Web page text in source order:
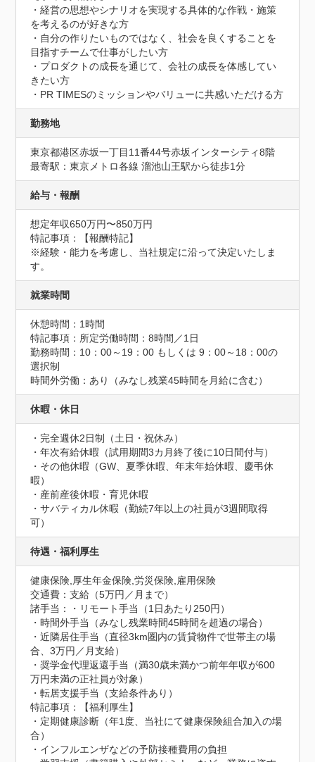
・経営の思想やシナリオを実現する具体的な作戦・施策
を考えるのが好きな方
・自分の作りたいものではなく、社会を良くすることを
目指すチームで仕事がしたい方
・プロダクトの成長を通じて、会社の成長を体感してい
きたい方
・PR TIMESのミッションやバリューに共感いただける方
勤務地
東京都港区赤坂一丁目11番44号赤坂インターシティ8階
最寄駅：東京メトロ各線 溜池山王駅から徒歩1分
給与・報酬
想定年収650万円〜850万円
特記事項：【報酬特記】
※経験・能力を考慮し、当社規定に沿って決定いたしま
す。
就業時間
休憩時間：1時間
特記事項：所定労働時間：8時間／1日
勤務時間：10：00～19：00 もしくは 9：00～18：00の
選択制
時間外労働：あり（みなし残業45時間を月給に含む）
休暇・休日
・完全週休2日制（土日・祝休み）
・年次有給休暇（試用期間3カ月終了後に10日間付与）
・その他休暇（GW、夏季休暇、年末年始休暇、慶弔休
暇）
・産前産後休暇・育児休暇
・サバティカル休暇（勤続7年以上の社員が3週間取得
可）
待遇・福利厚生
健康保険,厚生年金保険,労災保険,雇用保険
交通費：支給（5万円／月まで）
諸手当：・リモート手当（1日あたり250円）
・時間外手当（みなし残業時間45時間を超過の場合）
・近隣居住手当（直径3km圏内の賃貸物件で世帯主の場
合、3万円／月支給）
・奨学金代理返還手当（満30歳未満かつ前年年収が600
万円未満の正社員が対象）
・転居支援手当（支給条件あり）
特記事項：【福利厚生】
・定期健康診断（年1度、当社にて健康保険組合加入の場
合）
・インフルエンザなどの予防接種費用の負担